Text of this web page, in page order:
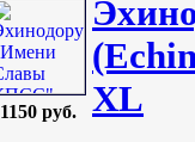
1150 руб.
XL